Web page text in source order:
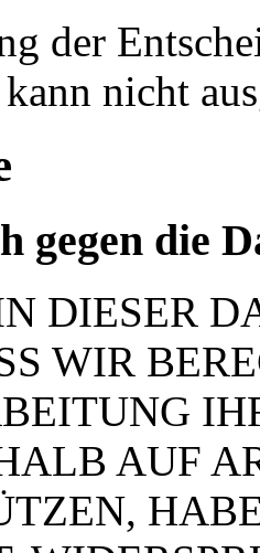
der
nicht
gegen die
DIESER
WIR
AUF